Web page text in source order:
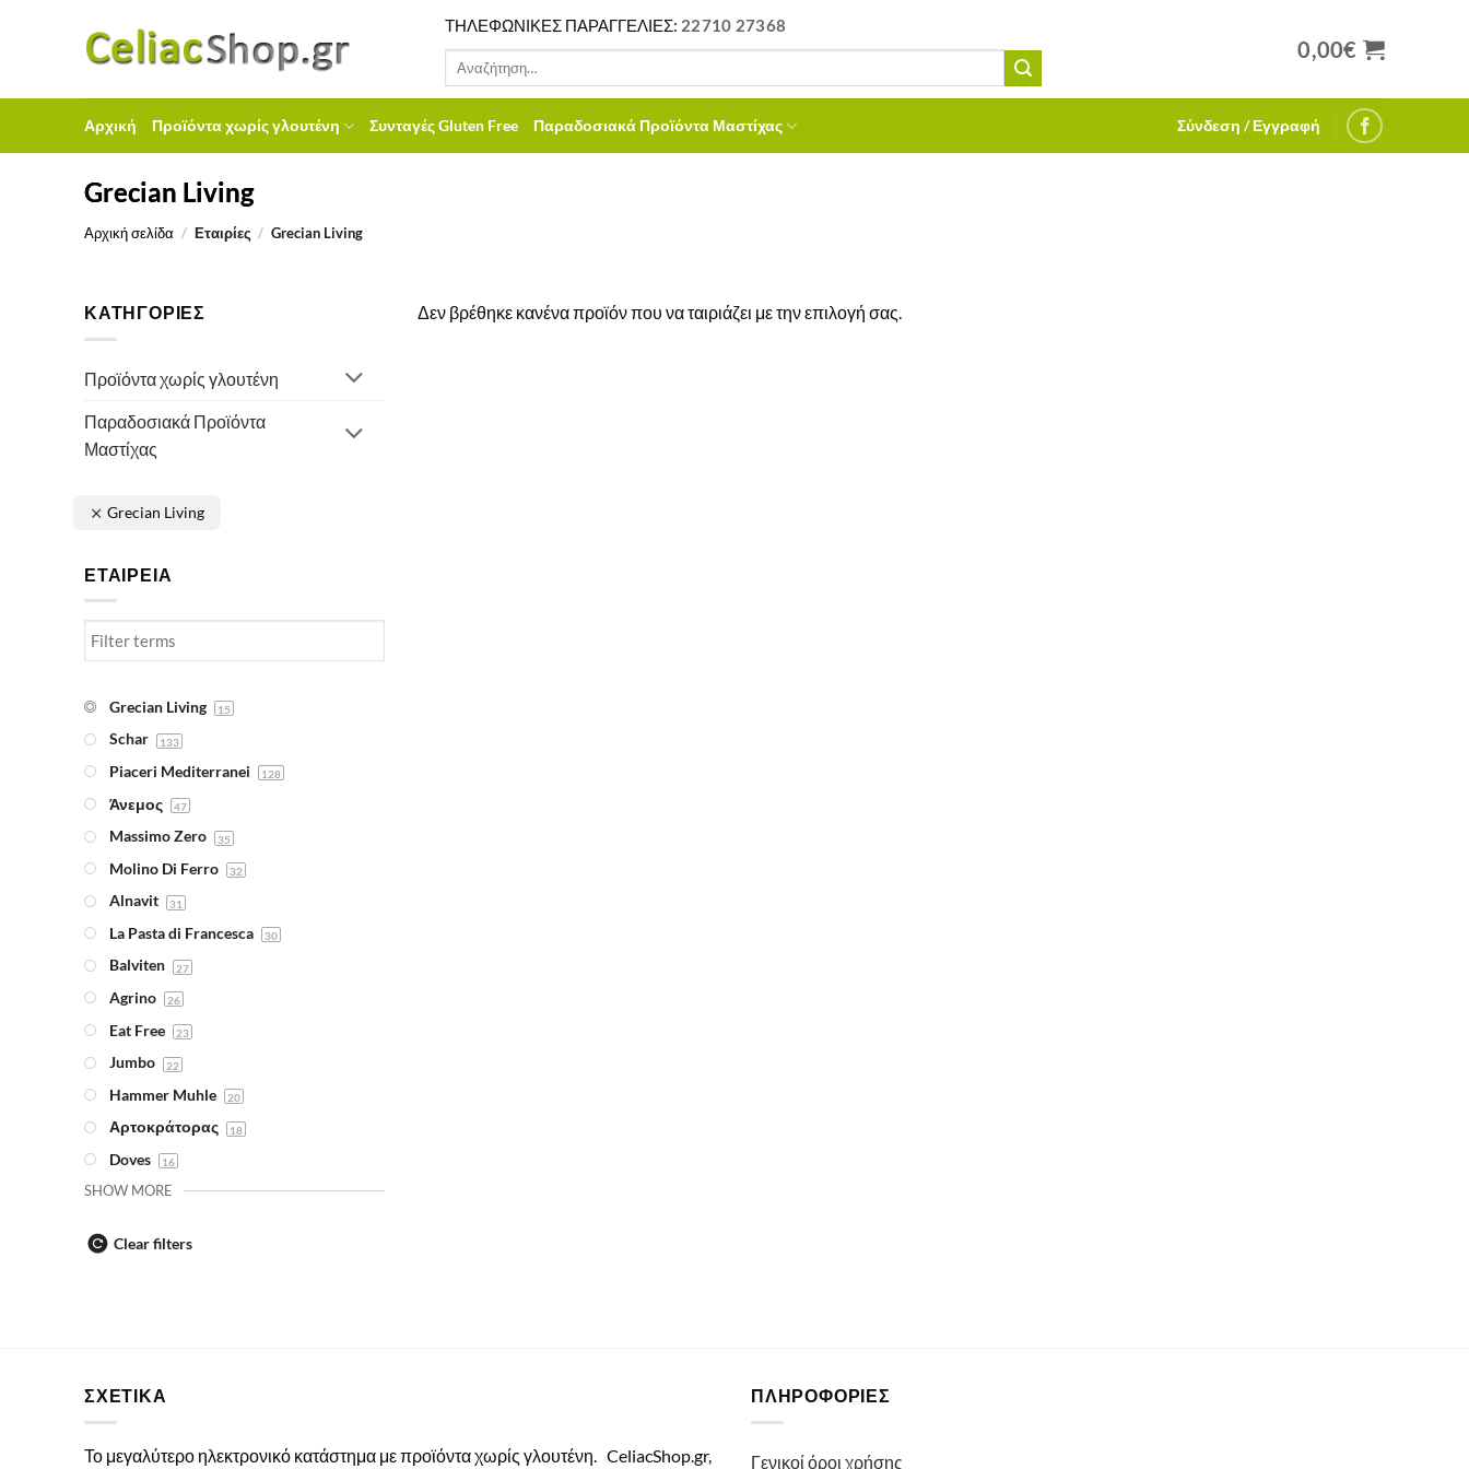
περιεχόμενο
ΤΗΛΕΦΩΝΙΚΕΣ ΠΑΡΑΓΓΕΛΙΕΣ: 22710 27368
Αναζήτηση
0,00€
Αρχική Προϊόντα χωρίς γλουτένη Συνταγές Gluten Free Παραδοσιακά Προϊόντα Μαστίχας Σύνδεση / Εγγραφή
Grecian Living
Αρχική σελίδα / Εταιρίες / Grecian Living
ΚΑΤΗΓΟΡΙΕΣ
Προϊόντα χωρίς γλουτένη
Παραδοσιακά Προϊόντα
Μαστίχας
Grecian Living
ΕΤΑΙΡΕΙΑ
Grecian Living 15
Schar 133
Piaceri Mediterranei 128
Άνεμος 47
Massimo Zero 35
Molino Di Ferro 32
Alnavit 31
La Pasta di Francesca 30
Balviten 27
Agrino 26
Eat Free 23
Jumbo 22
Hammer Muhle 20
Αρτοκράτορας 18
Doves 16
SHOW MORE
Clear filters
Δεν βρέθηκε κανένα προϊόν που να ταιριάζει με την επιλογή σας.
ΣΧΕΤΙΚΑ
Το μεγαλύτερο ηλεκτρονικό κατάστημα με προϊόντα χωρίς γλουτένη. CeliacShop.gr,
ΠΛΗΡΟΦΟΡΙΕΣ
Γενικοί όροι χρήσης